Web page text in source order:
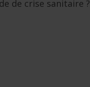
de crise sanitaire ?